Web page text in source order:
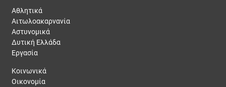
Αθλητικά
Αιτωλοακαρνανία
Αστυνομικά
Δυτική Ελλάδα
Εργασία
Κοινωνικά
Οικονομία